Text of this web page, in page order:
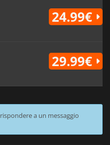
24.99€
29.99€
a un messaggio